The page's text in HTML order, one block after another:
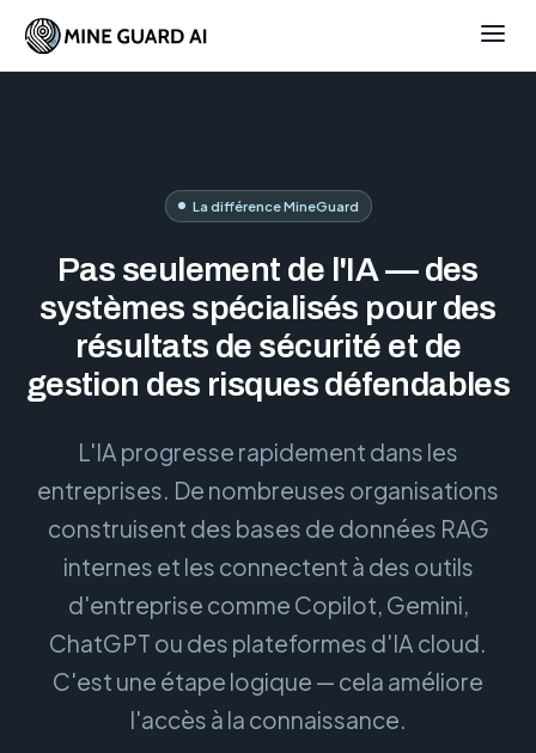
La différence MineGuard
Pas seulement de l'IA — des
systèmes spécialisés pour des
résultats de sécurité et de
gestion des risques défendables
L'IA progresse rapidement dans les
entreprises. De nombreuses organisations
construisent des bases de données RAG
internes et les connectent à des outils
d'entreprise comme Copilot, Gemini,
ChatGPT ou des plateformes d'IA cloud.
C'est une étape logique — cela améliore
l'accès à la connaissance.